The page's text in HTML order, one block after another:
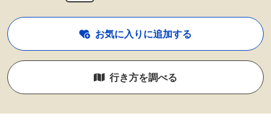
お気に入りに追加する
行き方を調べる